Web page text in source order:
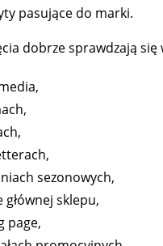
pasujące do marki.
dobrze sprawdzają się
sezonowych,
sklepu,
page,